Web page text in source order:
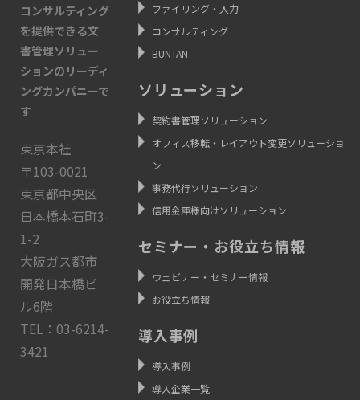
コンサルティング
を提供できる文
書管理ソリュー
ションのリーディ
ングカンパニーで
す
東京本社
〒103-0021
東京都中央区
日本橋本石町3-
1-2
大阪ガス都市
開発日本橋ビ
ル6階
TEL：03-6214-
3421
ファイリング・入力
コンサルティング
BUNTAN
ソリューション
契約書管理ソリューション
オフィス移転・レイアウト変更ソリューショ
ン
事務代行ソリューション
信用金庫様向けソリューション
セミナー・お役立ち情報
ウェビナー・セミナー情報
お役立ち情報
導入事例
導入事例
導入企業一覧